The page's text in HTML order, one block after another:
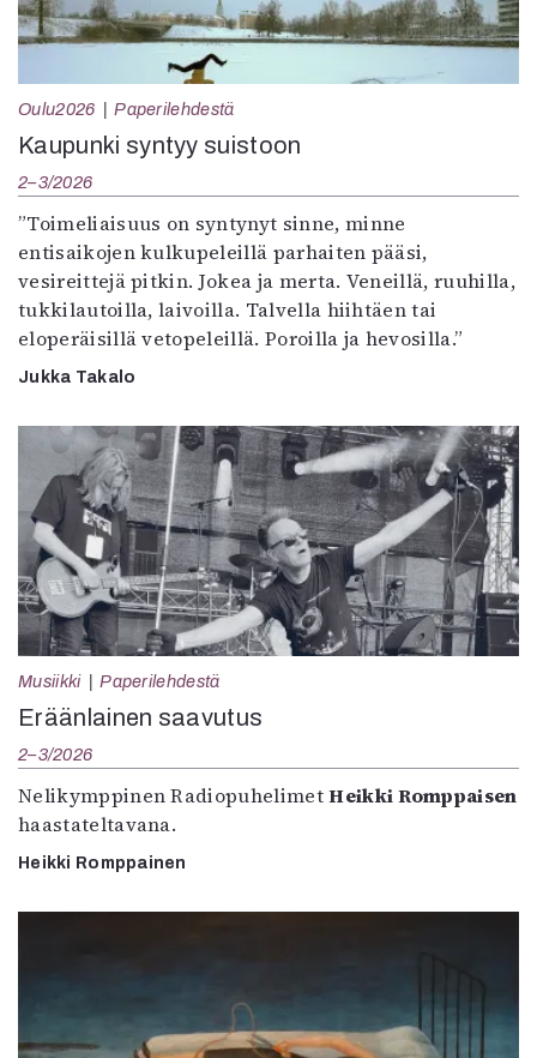
Oulu2026 Paperilehdestä
Kaupunki syntyy suistoon
2–3/2026
”Toimeliaisuus on syntynyt sinne, minne
entisaikojen kulkupeleillä parhaiten pääsi,
vesireittejä pitkin. Jokea ja merta. Veneillä, ruuhilla,
tukkilautoilla, laivoilla. Talvella hiihtäen tai
eloperäisillä vetopeleillä. Poroilla ja hevosilla.”
Jukka Takalo
Musiikki Paperilehdestä
Eräänlainen saavutus
2–3/2026
Nelikymppinen RadiopuhelimetHeikki Romppaisen
haastateltavana.
Heikki Romppainen